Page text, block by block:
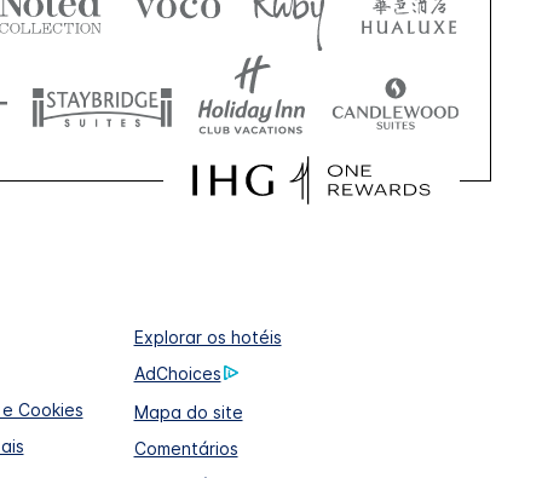
Cookies
Explorar os hotéis
AdChoices
Mapa do site
Comentários